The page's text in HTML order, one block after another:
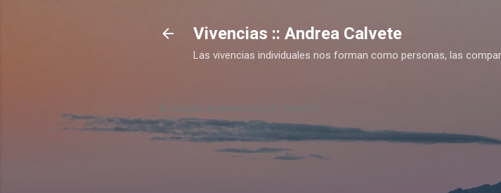
Vivencias :: Andrea Calvete
Las vivencias individuales nos forman como personas, las